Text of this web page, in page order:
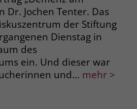
Dr. Jochen Tenter. Das
der Stiftung
Dienstag in
des
ein. Und dieser war
und… mehr >